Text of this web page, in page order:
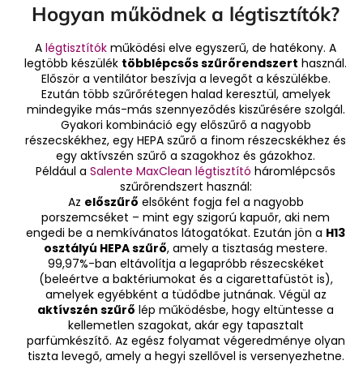
Hogyan működnek a légtisztítók?
A légtisztítók működési elve egyszerű, de hatékony. A
legtöbb készülék többlépcsős szűrőrendszert használ.
Először a ventilátor beszívja a levegőt a készülékbe.
Ezután több szűrőrétegen halad keresztül, amelyek
mindegyike más-más szennyeződés kiszűrésére szolgál.
Gyakori kombináció egy előszűrő a nagyobb
részecskékhez, egy HEPA szűrő a finom részecskékhez és
egy aktívszén szűrő a szagokhoz és gázokhoz.
Például a Salente MaxClean légtisztító háromlépcsős
szűrőrendszert használ:
Az előszűrő elsőként fogja fel a nagyobb
porszemcséket – mint egy szigorú kapuőr, aki nem
engedi be a nemkívánatos látogatókat. Ezután jön a H13
osztályú HEPA szűrő, amely a tisztaság mestere.
99,97%-ban eltávolítja a legapróbb részecskéket
(beleértve a baktériumokat és a cigarettafüstöt is),
amelyek egyébként a tüdődbe jutnának. Végül az
aktívszén szűrő lép működésbe, hogy eltüntesse a
kellemetlen szagokat, akár egy tapasztalt
parfümkészítő. Az egész folyamat végeredménye olyan
tiszta levegő, amely a hegyi szellővel is versenyezhetne.